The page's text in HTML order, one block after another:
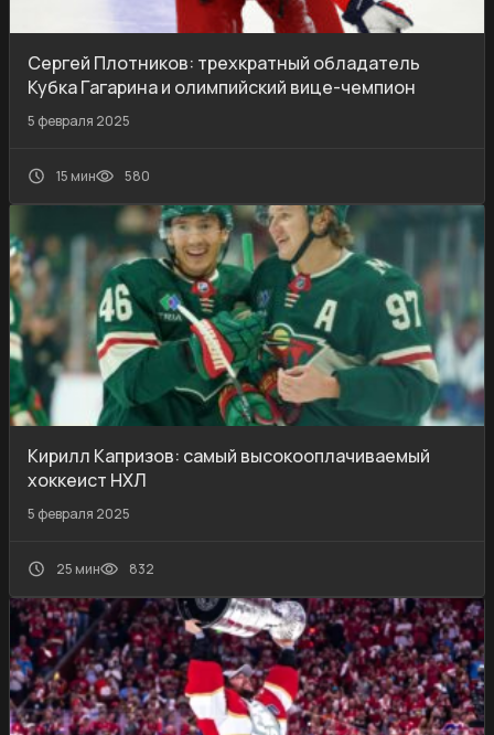
Сергей Плотников: трехкратный обладатель
Кубка Гагарина и олимпийский вице-чемпион
5 февраля 2025
15 мин 580
Кирилл Капризов: самый высокооплачиваемый
хоккеист НХЛ
5 февраля 2025
25 мин 832